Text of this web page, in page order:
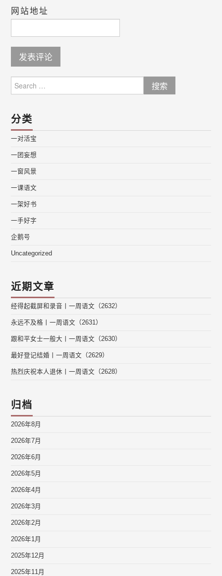
网站地址
for:
分类
一对活宝
一团妄想
一窗风景
一课语文
一架好书
一手好字
企鹅号
Uncategorized
近期文章
经得起截屏和录音丨一周语文（2632）
永远不及格丨一周语文（2631）
跟和平女士一般大丨一周语文（2630）
最好登记结婚丨一周语文（2629）
热烈庆祝本人退休丨一周语文（2628）
归档
2026年8月
2026年7月
2026年6月
2026年5月
2026年4月
2026年3月
2026年2月
2026年1月
2025年12月
2025年11月